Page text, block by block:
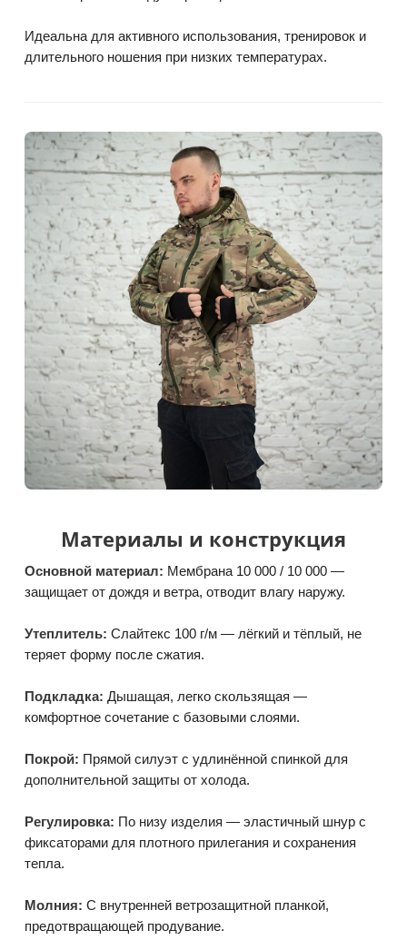
Идеальна для активного использования, тренировок и
длительного ношения при низких температурах.
Материалы и конструкция
Основной материал: Мембрана 10 000 / 10 000 —
защищает от дождя и ветра, отводит влагу наружу.
Утеплитель: Слайтекс 100 г/м — лёгкий и тёплый, не
теряет форму после сжатия.
Подкладка: Дышащая, легко скользящая —
комфортное сочетание с базовыми слоями.
Покрой: Прямой силуэт с удлинённой спинкой для
дополнительной защиты от холода.
Регулировка: По низу изделия — эластичный шнур с
фиксаторами для плотного прилегания и сохранения
тепла.
Молния: С внутренней ветрозащитной планкой,
предотвращающей продувание.